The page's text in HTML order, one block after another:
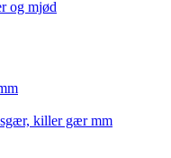
og mjød
killer gær mm